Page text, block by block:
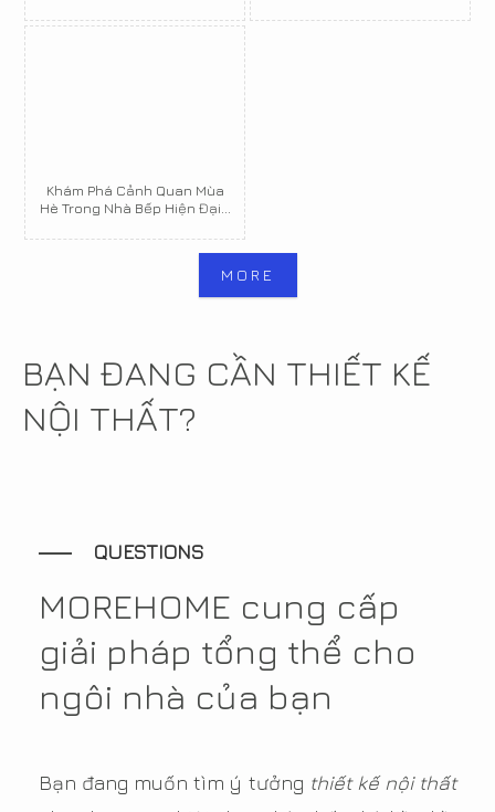
Khám Phá Cảnh Quan Mùa
Hè Trong Nhà Bếp Hiện Đại...
MORE
BẠN ĐANG CẦN THIẾT KẾ
NỘI THẤT?
QUESTIONS
MOREHOME cung cấp
giải pháp tổng thể cho
ngôi nhà của bạn
Bạn đang muốn tìm ý tưởng thiết kế nội thất